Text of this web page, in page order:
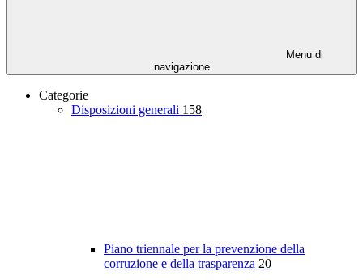
Menu di
navigazione
Categorie
Disposizioni generali 158
Piano triennale per la prevenzione della
corruzione e della trasparenza 20